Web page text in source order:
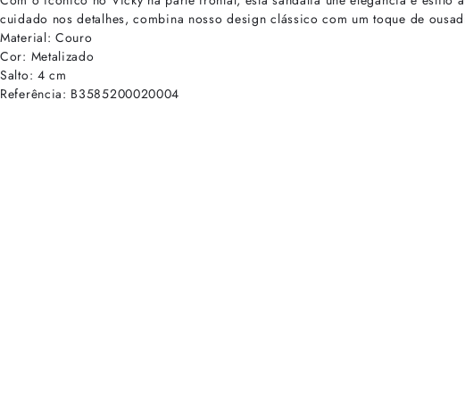
cuidado nos detalhes, combina nosso design clássico com um toque de
Material: Couro
Cor: Metalizado
Salto: 4 cm
Referência: B3585200020004